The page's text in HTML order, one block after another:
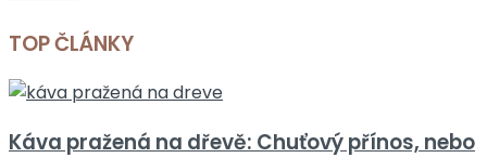
TOP ČLÁNKY
Káva pražená na dřevě: Chuťový přínos, nebo